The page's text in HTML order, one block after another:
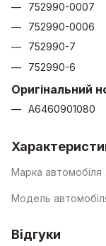
752990-0007
752990-0006
752990-7
752990-6
Оригінальний
A6460901080
Марка автомобіля
Модель
Відгуки